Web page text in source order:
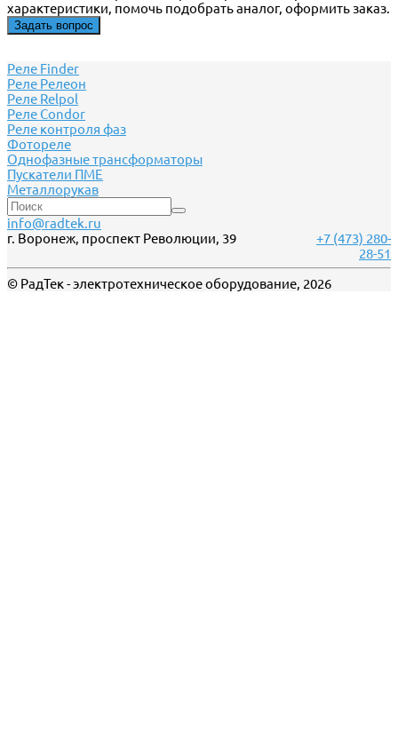
характеристики, помочь подобрать аналог, оформить заказ.
Задать вопрос
Реле Finder
Реле Релеон
Реле Relpol
Реле Сondor
Реле контроля фаз
Фотореле
Однофазные трансформаторы
Пускатели ПМЕ
Металлорукав
info@radtek.ru
г. Воронеж, проспект Революции, 39
+7 (473) 280-
28-51
© РадТек - электротехническое оборудование, 2026